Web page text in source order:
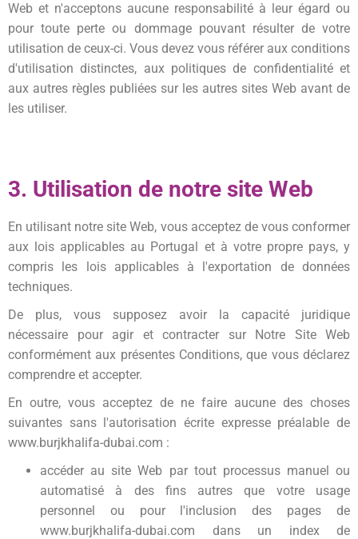
Web et n'acceptons aucune responsabilité à leur égard ou
pour toute perte ou dommage pouvant résulter de votre
utilisation de ceux-ci. Vous devez vous référer aux conditions
d'utilisation distinctes, aux politiques de confidentialité et
aux autres règles publiées sur les autres sites Web avant de
les utiliser.
3. Utilisation de notre site Web
En utilisant notre site Web, vous acceptez de vous conformer
aux lois applicables au Portugal et à votre propre pays, y
compris les lois applicables à l'exportation de données
techniques.
De plus, vous supposez avoir la capacité juridique
nécessaire pour agir et contracter sur Notre Site Web
conformément aux présentes Conditions, que vous déclarez
comprendre et accepter.
En outre, vous acceptez de ne faire aucune des choses
suivantes sans l'autorisation écrite expresse préalable de
www.burjkhalifa-dubai.com :
accéder au site Web par tout processus manuel ou
automatisé à des fins autres que votre usage
personnel ou pour l'inclusion des pages de
www.burjkhalifa-dubai.com dans un index de